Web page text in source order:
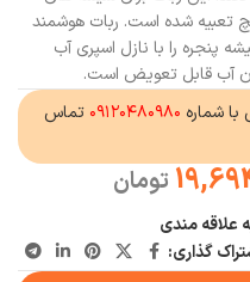
حداقل اندازه سطح 15×15 اینچ تعبیه شده است. ربات هوشمند
پنجره را با نازل اسپری آب
آب قابل تعویض است.
شماره ۰۹۱۲۰۴۸۰۹۸۰ تماس
تومان
علاقه مندی
گذاری: